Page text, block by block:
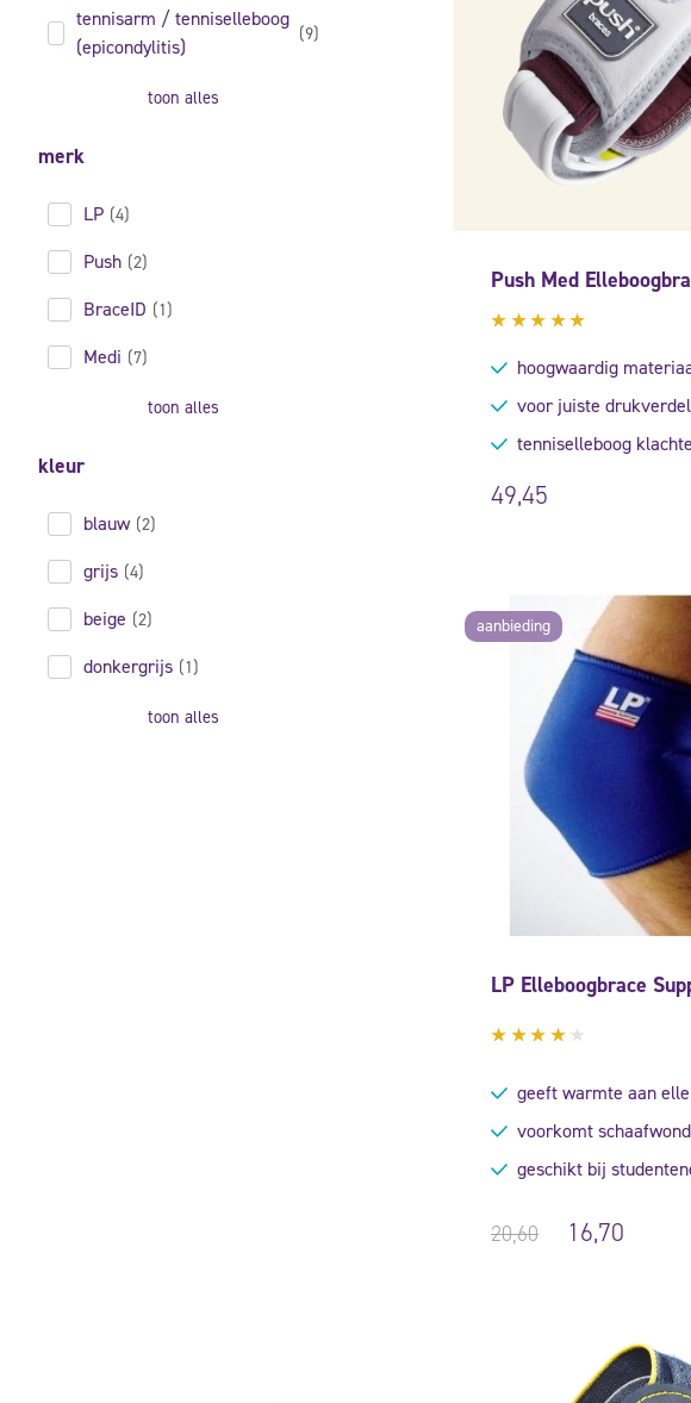
Push Med
4.75uit
5
hoogwaardig
voor juiste
tenniselleboog
49,45
aanbieding
LP Elleboogbrace
uit 5geeft warmte aan
voorkomt
geschikt bij
20,60 16,70
tennisarm / tenniselleboog
(epicondylitis)
(9)
toon alles
merk
LP (4)
Push (2)
BraceID (1)
Medi (7)
toon alles
kleur
blauw (2)
grijs (4)
beige (2)
donkergrijs (1)
toon alles